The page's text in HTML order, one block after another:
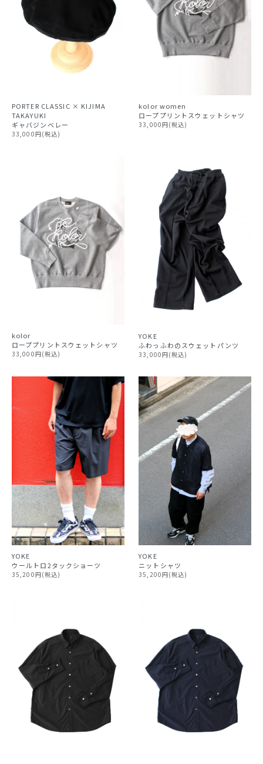
PORTER CLASSIC × KIJIMA
TAKAYUKI
ギャバジンベレー
33,000円(税込)
kolor women
ローププリントスウェットシャツ
33,000円(税込)
kolor
ローププリントスウェットシャツ
33,000円(税込)
YOKE
ふわっふわのスウェットパンツ
33,000円(税込)
YOKE
ウールトロ2タックショーツ
35,200円(税込)
YOKE
ニットシャツ
35,200円(税込)